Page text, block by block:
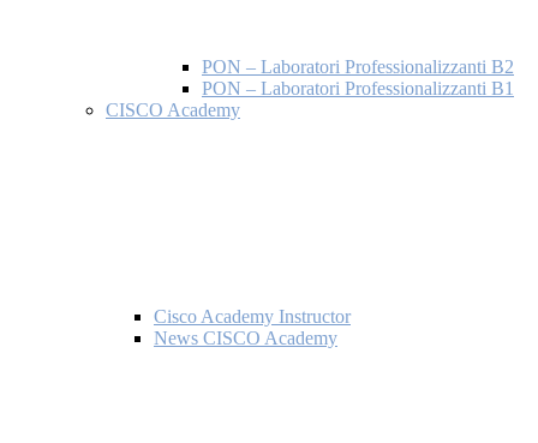
PON – Laboratori Professionalizzanti B2
PON – Laboratori Professionalizzanti B1
CISCO Academy
Cisco Academy Instructor
News CISCO Academy